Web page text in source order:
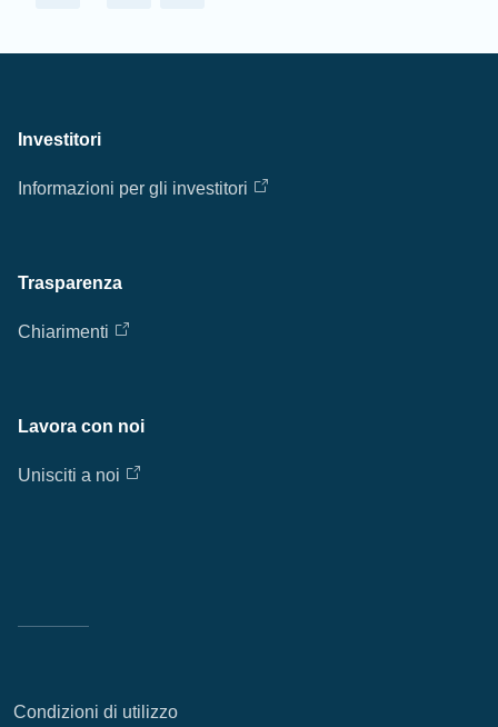
Investitori
Informazioni per gli investitori
Trasparenza
Chiarimenti
Lavora con noi
Unisciti a noi
Condizioni di utilizzo